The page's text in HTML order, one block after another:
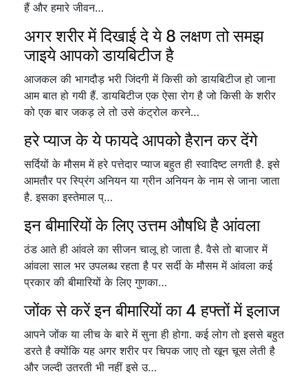
हैं और हमारे जीवन…
अगर शरीर में दिखाई दे ये 8 लक्षण तो समझ
जाइये आपको डायबिटीज है
आजकल की भागदौड़ भरी जिंदगी में किसी को डायबिटीज हो जाना
आम बात हो गयी हैं. डायबिटीज एक ऐसा रोग है जो किसी के शरीर
को एक बार जकड़ ले तो उसे कंट्रोल करने…
हरे प्याज के ये फायदे आपको हैरान कर देंगे
सर्दियों के मौसम में हरे पत्तेदार प्याज बहुत ही स्वादिष्ट लगती है. इसे
आमतौर पर स्प्रिंग अनियन या ग्रीन अनियन के नाम से जाना जाता
है. इसका इस्तेमाल प्…
इन बीमारियों के लिए उत्तम औषधि है आंवला
ठंड आते ही आंवले का सीजन चालू हो जाता है. वैसे तो बाजार में
आंवला साल भर उपलब्ध रहता है पर सर्दी के मौसम में आंवला कई
प्रकार की बीमारियों के लिए गुणका…
जोंक से करें इन बीमारियों का 4 हफ्तों में इलाज
आपने जोंक या लीच के बारे में सुना ही होगा. कई लोग तो इससे बहुत
डरते है क्योंकि यह अगर शरीर पर चिपक जाए तो खून चूस लेती है
और जल्दी उतरती भी नहीं इसे उ…